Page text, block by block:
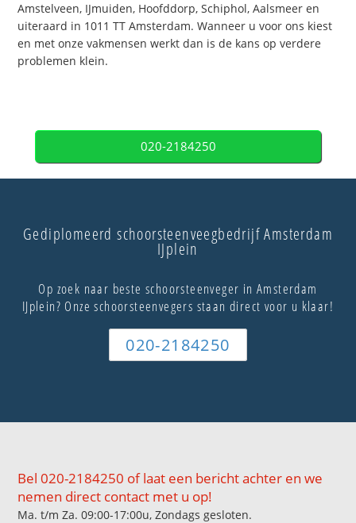
Amstelveen, IJmuiden, Hoofddorp, Schiphol, Aalsmeer en
uiteraard in 1011 TT Amsterdam. Wanneer u voor ons kiest
en met onze vakmensen werkt dan is de kans op verdere
problemen klein.
020-2184250
Gediplomeerd schoorsteenveegbedrijf Amsterdam
IJplein
Op zoek naar beste schoorsteenveger in Amsterdam
IJplein? Onze schoorsteenvegers staan direct voor u klaar!
020-2184250
Bel 020-2184250 of laat een bericht achter en we
nemen direct contact met u op!
Ma. t/m Za. 09:00-17:00u, Zondags gesloten.